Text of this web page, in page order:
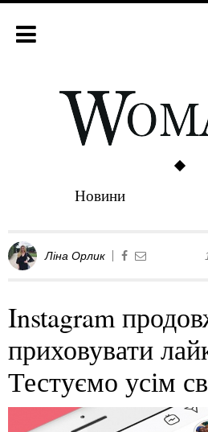
Новини
Ліна Орлик
Instagram
приховувати
Тестуємо усім